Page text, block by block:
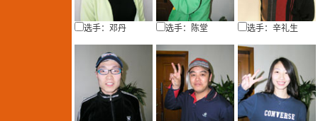
选手：邓丹 选手：陈堂 选手：辛礼生